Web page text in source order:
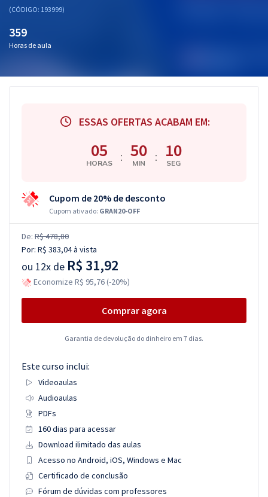
Aprovados
(CÓDIGO: 193999)
359
Horas de aula
ESSAS OFERTAS ACABAM EM:
05
HORAS : 50
MIN : 10
SEG
Cupom de 20% de desconto
Cupom ativado: GRAN20-OFF
De: R$ 478,80
Por: R$ 383,04à vista
ou 12x de R$ 31,92
Economize R$ 95,76 (-20%)
Comprar agora
Garantia de devolução do dinheiro em 7 dias.
Este curso inclui:
Videoaulas
Audioaulas
PDFs
160 dias para acessar
Download ilimitado das aulas
Acesso no Android, iOS, Windows e Mac
Certificado de conclusão
Fórum de dúvidas com professores